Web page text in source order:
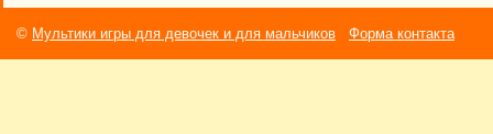
© Мультики игры для девочек и для мальчиков Форма контакта